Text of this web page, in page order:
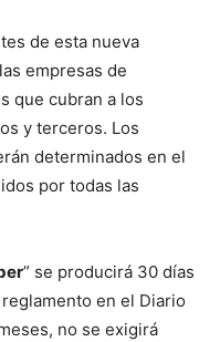
de esta nueva
empresas de
que cubran a los
y terceros. Los
determinados en el
por todas las
” se producirá 30 días
en el Diario
no se exigirá